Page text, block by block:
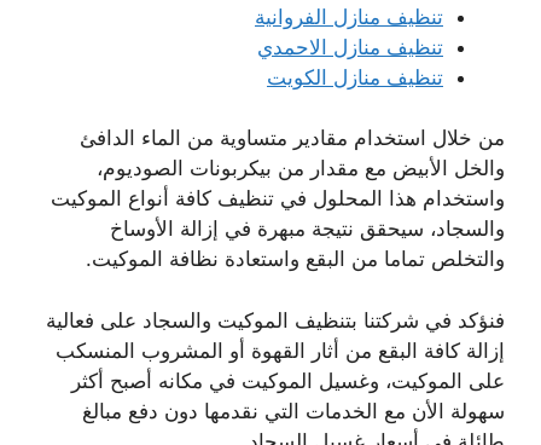
تنظيف منازل الفروانية
تنظيف منازل الاحمدي
تنظيف منازل الكويت
من خلال استخدام مقادير متساوية من الماء الدافئ
والخل الأبيض مع مقدار من بيكربونات الصوديوم،
واستخدام هذا المحلول في تنظيف كافة أنواع الموكيت
والسجاد، سيحقق نتيجة مبهرة في إزالة الأوساخ
والتخلص تماما من البقع واستعادة نظافة الموكيت.
فنؤكد في شركتنا بتنظيف الموكيت والسجاد على فعالية
إزالة كافة البقع من أثار القهوة أو المشروب المنسكب
على الموكيت، وغسيل الموكيت في مكانه أصبح أكثر
سهولة الأن مع الخدمات التي نقدمها دون دفع مبالغ